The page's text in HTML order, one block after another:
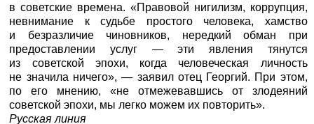
в советские времена. «Правовой нигилизм, коррупция,
невнимание к судьбе простого человека, хамство
и безразличие чиновников, нередкий обман при
предоставлении услуг — эти явления тянутся
из советской эпохи, когда человеческая личность
не значила ничего», — заявил отец Георгий. При этом,
по его мнению, «не отмежевавшись от злодеяний
советской эпохи, мы легко можем их повторить».
Русская линия